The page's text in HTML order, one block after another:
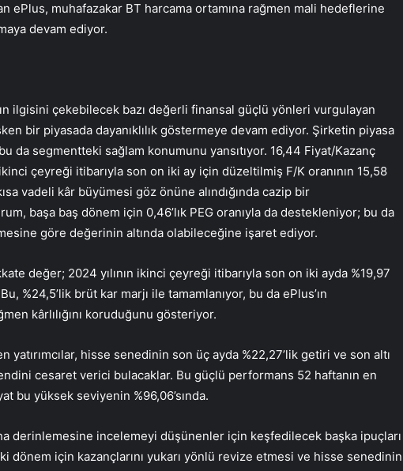
ePlus, muhafazakar BT harcama ortamına rağmen mali hedeflerine
devam ediyor.
ilgisini çekebilecek bazı değerli finansal güçlü yönleri vurgulayan
bir piyasada dayanıklılık göstermeye devam ediyor. Şirketin piyasa
da segmentteki sağlam konumunu yansıtıyor. 16,44 Fiyat/Kazanç
çeyreği itibarıyla son on iki ay için düzeltilmiş F/K oranının 15,58
vadeli kâr büyümesi göz önüne alındığında cazip bir
başa baş dönem için 0,46’lık PEG oranıyla da destekleniyor; bu da
göre değerinin altında olabileceğine işaret ediyor.
değer; 2024 yılının ikinci çeyreği itibarıyla son on iki ayda %19,97
%24,5’lik brüt kar marjı ile tamamlanıyor, bu da ePlus’ın
kârlılığını koruduğunu gösteriyor.
yatırımcılar, hisse senedinin son üç ayda %22,27’lik getiri ve son altı
cesaret verici bulacaklar. Bu güçlü performans 52 haftanın en
bu yüksek seviyenin %96,06’sında.
derinlemesine incelemeyi düşünenler için keşfedilecek başka ipuçları
dönem için kazançlarını yukarı yönlü revize etmesi ve hisse senedinin